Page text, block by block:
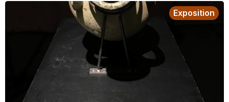
Exposition